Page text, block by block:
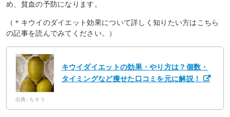
め、貧血の予防になります。
（＊キウイのダイエット効果について詳しく知りたい方はこちら
の記事を読んでみてください。）
キウイダイエットの効果・やり方は？個数・
タイミングなど痩せた口コミを元に解説！
出典: ちそう